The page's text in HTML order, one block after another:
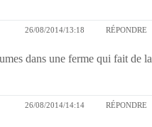
26/08/2014/13:18 RÉPONDRE
dans une ferme qui fait de la
26/08/2014/14:14 RÉPONDRE